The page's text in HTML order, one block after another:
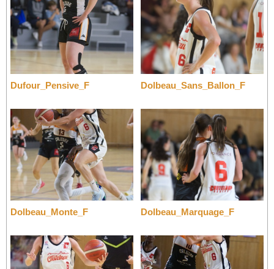
Dufour_Pensive_F Dolbeau_Sans_Ballon_F
Dolbeau_Monte_F Dolbeau_Marquage_F